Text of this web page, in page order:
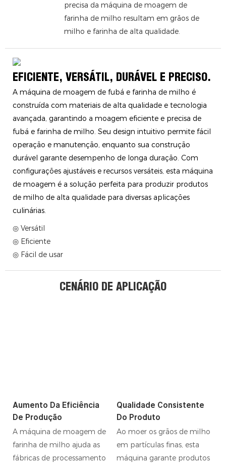
precisa da máquina de moagem de
farinha de milho resultam em grãos de
milho e farinha de alta qualidade.
EFICIENTE, VERSÁTIL, DURÁVEL E PRECISO.
A máquina de moagem de fubá e farinha de milho é
construída com materiais de alta qualidade e tecnologia
avançada, garantindo a moagem eficiente e precisa de
fubá e farinha de milho. Seu design intuitivo permite fácil
operação e manutenção, enquanto sua construção
durável garante desempenho de longa duração. Com
configurações ajustáveis ​​e recursos versáteis, esta máquina
de moagem é a solução perfeita para produzir produtos
de milho de alta qualidade para diversas aplicações
culinárias.
◎ Versátil
◎ Eficiente
◎ Fácil de usar
CENÁRIO DE APLICAÇÃO
Aumento Da Eficiência
De Produção
A máquina de moagem de
farinha de milho ajuda as
fábricas de processamento
Qualidade Consistente
Do Produto
Ao moer os grãos de milho
em partículas finas, esta
máquina garante produtos